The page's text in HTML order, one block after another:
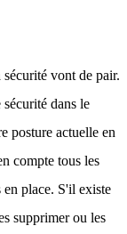
vont de pair.
dans le
posture actuelle en
compte tous les
en place. S'il existe
supprimer ou les